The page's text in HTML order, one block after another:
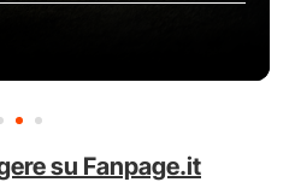
su Fanpage.it